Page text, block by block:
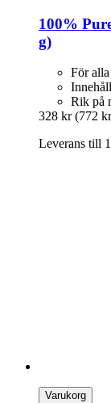
100%
g)
För
Rik på
328 kr (772
Leverans till
Varukorg